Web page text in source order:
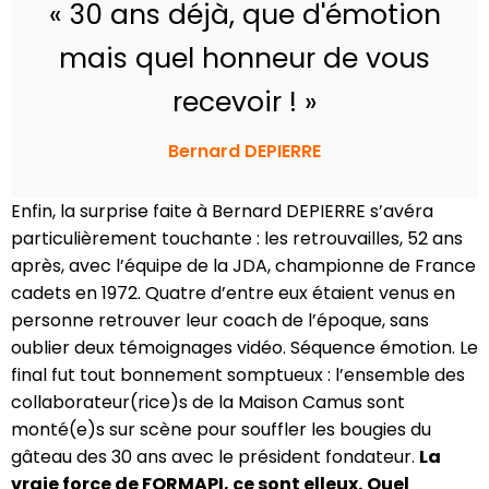
« 30 ans déjà, que d'émotion
mais quel honneur de vous
recevoir ! »
Bernard DEPIERRE
Enfin, la surprise faite à Bernard DEPIERRE s’avéra
particulièrement touchante : les retrouvailles, 52 ans
après, avec l’équipe de la JDA, championne de France
cadets en 1972. Quatre d’entre eux étaient venus en
personne retrouver leur coach de l’époque, sans
oublier deux témoignages vidéo. Séquence émotion. Le
final fut tout bonnement somptueux : l’ensemble des
collaborateur(rice)s de la Maison Camus sont
monté(e)s sur scène pour souffler les bougies du
gâteau des 30 ans avec le président fondateur. La
vraie force de FORMAPI, ce sont elleux. Quel